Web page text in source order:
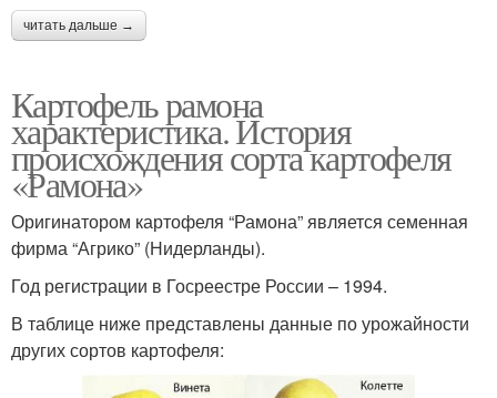
читать дальше →
Картофель рамона
характеристика. История
происхождения сорта картофеля
«Рамона»
Оригинатором картофеля “Рамона” является семенная
фирма “Агрико” (Нидерланды).
Год регистрации в Госреестре России – 1994.
В таблице ниже представлены данные по урожайности
других сортов картофеля: